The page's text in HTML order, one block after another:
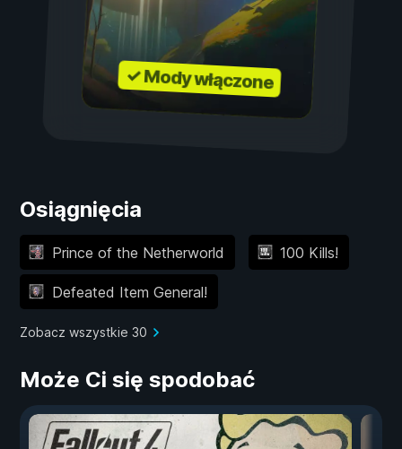
✓ Mody włączone
Osiągnięcia
Prince of the Netherworld 100 Kills!
Defeated Item General!
Zobacz wszystkie 30
Może Ci się spodobać